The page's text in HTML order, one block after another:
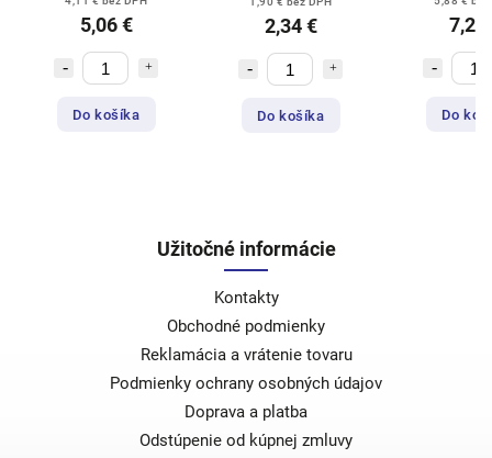
5,06 €
Do košíka
2,34 €
Do košíka
7,23
Do
Užitočné informácie
Kontakty
Obchodné podmienky
Reklamácia a vrátenie tovaru
Podmienky ochrany osobných údajov
Doprava a platba
Odstúpenie od kúpnej zmluvy